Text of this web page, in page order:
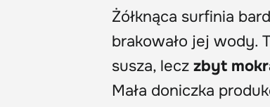
Żółknąca surfinia
brakowało jej wody.
susza, lecz zbyt
Mała doniczka